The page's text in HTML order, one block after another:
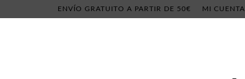
ENVÍO GRATUITO A PARTIR DE 50€ MI CUENTA